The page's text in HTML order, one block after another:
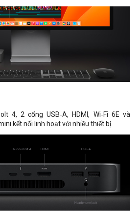
4, 2 cổng USB‑A, HDMI, Wi‑Fi 6E và
kết nối linh hoạt với nhiều thiết bị.